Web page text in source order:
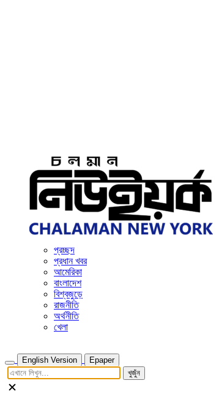
প্রচ্ছদ
প্রধান খবর
আমেরিকা
বাংলাদেশ
বিশ্বজুড়ে
রাজনীতি
অর্থনীতি
খেলা
English Version
Epaper
খুজুঁন